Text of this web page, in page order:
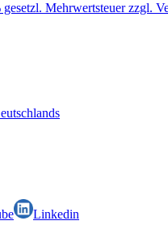
Mehrwertsteuer zzgl.
Linkedin